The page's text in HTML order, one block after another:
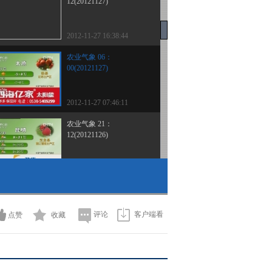
2012-11-27 16:38:44
农业气象 06：
00(20121127)
2012-11-27 07:46:11
农业气象 21：
12(20121126)
2012-11-26 16:07:59
农业气象 06：
点赞 收藏 评论 客户端看